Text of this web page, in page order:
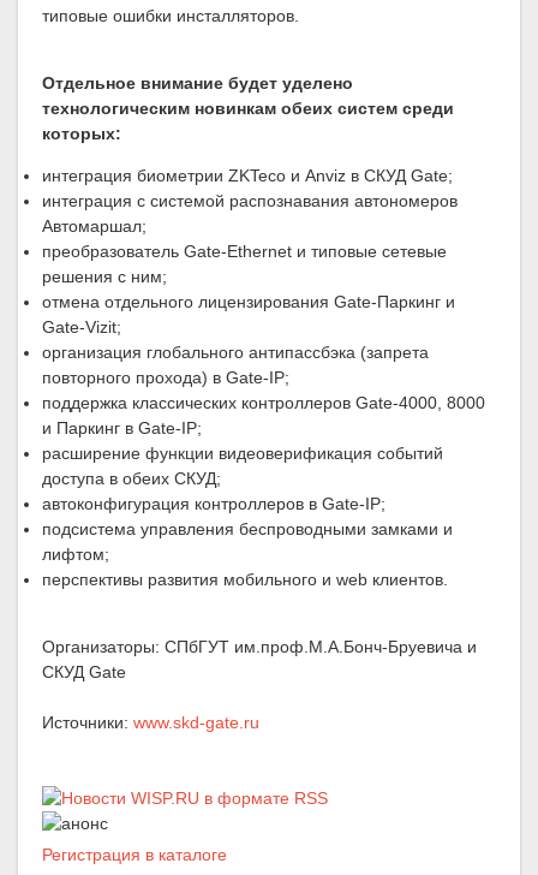
типовые ошибки инсталляторов.
Отдельное внимание будет уделено
технологическим новинкам обеих систем среди
которых:
интеграция биометрии ZKTeco и Anviz в СКУД Gate;
интеграция с системой распознавания автономеров
Автомаршал;
преобразователь Gate-Ethernet и типовые сетевые
решения с ним;
отмена отдельного лицензирования Gate-Паркинг и
Gate-Vizit;
организация глобального антипассбэка (запрета
повторного прохода) в Gate-IP;
поддержка классических контроллеров Gate-4000, 8000
и Паркинг в Gate-IP;
расширение функции видеоверификация событий
доступа в обеих СКУД;
автоконфигурация контроллеров в Gate-IP;
подсистема управления беспроводными замками и
лифтом;
перспективы развития мобильного и web клиентов.
Организаторы: СПбГУТ им.проф.М.А.Бонч-Бруевича и
СКУД Gate
Источники: www.skd-gate.ru
Регистрация в каталоге